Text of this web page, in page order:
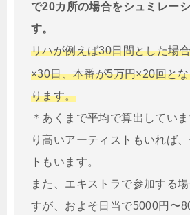
で20カ所の場合をシュミレー
す。
リハが例えば30日間とした場
×30日、本番が5万円×20回と
ります。
＊あくまで平均で算出してい
り高いアーティストもいれば
トもいます。
また、エキストラで参加する
すが、およそ日当で5000円〜